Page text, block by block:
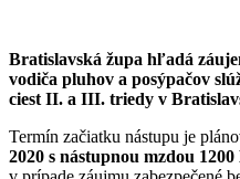
Bratislavská župa hľadá
vodiča pluhov a posýpačov
ciest II. a III. triedy v
Termín začiatku nástupu je
2020 s nástupnou mzdou